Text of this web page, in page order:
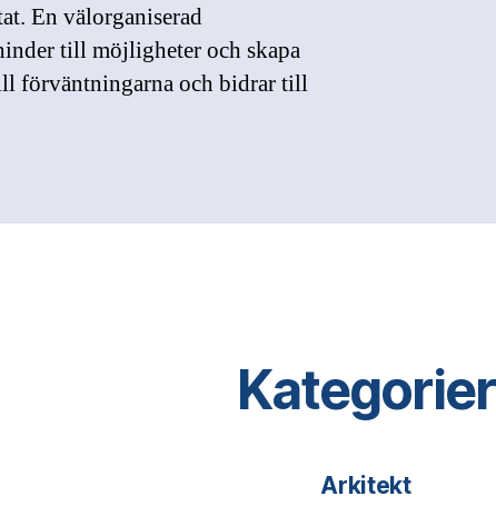
En välorganiserad
till möjligheter och skapa
förväntningarna och bidrar till
Kategorier
Arkitekt